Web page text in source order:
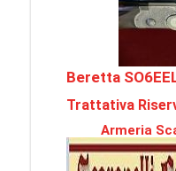
Beretta
Trattativa
Armeria